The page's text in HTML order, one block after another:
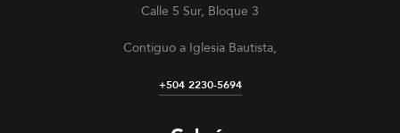
Calle 5 Sur, Bloque 3
Contiguo a Iglesia Bautista,
+504 2230-5694